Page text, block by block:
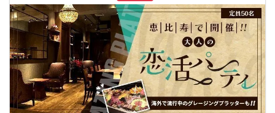
お気に入りの普段着でご参加ください。
【 参加定員数 】
30名様
🔳最小開催人数：2対2
🔳中止判断タイミング：開催1時間前
🔳飲食あり